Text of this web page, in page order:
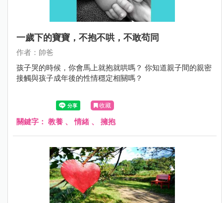
一歲下的寶寶，不抱不哄，不敢苟同
作者：帥爸
孩子哭的時候，你會馬上就抱就哄嗎？ 你知道親子間的親密
接觸與孩子成年後的性情穩定相關嗎？
收藏
關鍵字： 教養 、情緒 、 擁抱